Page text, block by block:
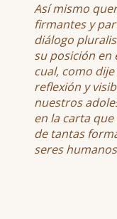
Así mismo
firmantes y
diálogo
su posición en
cual, como
reflexión y
nuestros
en la carta
de tantas
seres